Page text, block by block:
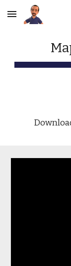
Skip to main